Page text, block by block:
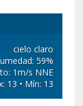
cielo claro
59%
1m/s NNE
13 • Mín: 13